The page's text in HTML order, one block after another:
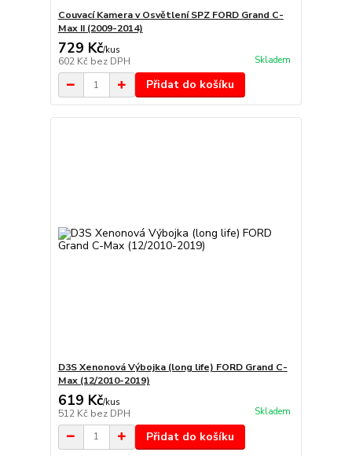
Couvací Kamera v Osvětlení SPZ FORD Grand C-
Max II (2009-2014)
729 Kč/kus
602 Kč bez DPH Skladem
Přidat do košíku
D3S Xenonová Výbojka (long life) FORD Grand C-
Max (12/2010-2019)
619 Kč/kus
512 Kč bez DPH Skladem
Přidat do košíku